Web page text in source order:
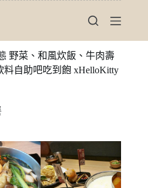
野菜、和風炊飯、牛肉壽
自助吧吃到飽 xHelloKitty